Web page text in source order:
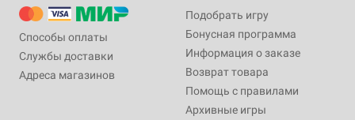
Способы оплаты
Службы доставки
Адреса магазинов
Подобрать игру
Бонусная программа
Информация о заказе
Возврат товара
Помощь с правилами
Архивные игры